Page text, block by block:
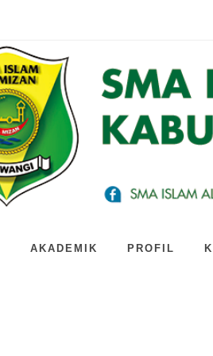
Gak heran kalau sekolah ini bikin netizen
Penutupan MPLS SMA Islam Al-Mizan Beda
Gak Cuma Belajar Teori, SMA Islam Al-Mizan
Kolaborasi Edukasi Kesehatan dan Kelas AI:
Resmi Dimulai! MPLS SMA Islam Al-Mizan
BUKAN SEKOLAH BIASA! INI 3 KEGIATAN
Gebrakan Tanpa Henti! Intip Bagaimana SMA
AKADEMIK PROFIL